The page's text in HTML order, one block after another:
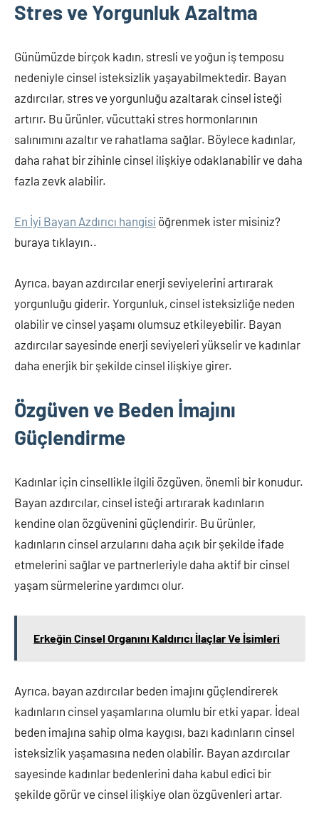
Stres ve Yorgunluk Azaltma
Günümüzde birçok kadın, stresli ve yoğun iş temposu
nedeniyle cinsel isteksizlik yaşayabilmektedir. Bayan
azdırcılar, stres ve yorgunluğu azaltarak cinsel isteği
artırır. Bu ürünler, vücuttaki stres hormonlarının
salınımını azaltır ve rahatlama sağlar. Böylece kadınlar,
daha rahat bir zihinle cinsel ilişkiye odaklanabilir ve daha
fazla zevk alabilir.
En İyi Bayan Azdırıcı hangisi öğrenmek ister misiniz?
buraya tıklayın..
Ayrıca, bayan azdırcılar enerji seviyelerini artırarak
yorgunluğu giderir. Yorgunluk, cinsel isteksizliğe neden
olabilir ve cinsel yaşamı olumsuz etkileyebilir. Bayan
azdırcılar sayesinde enerji seviyeleri yükselir ve kadınlar
daha enerjik bir şekilde cinsel ilişkiye girer.
Özgüven ve Beden İmajını
Güçlendirme
Kadınlar için cinsellikle ilgili özgüven, önemli bir konudur.
Bayan azdırcılar, cinsel isteği artırarak kadınların
kendine olan özgüvenini güçlendirir. Bu ürünler,
kadınların cinsel arzularını daha açık bir şekilde ifade
etmelerini sağlar ve partnerleriyle daha aktif bir cinsel
yaşam sürmelerine yardımcı olur.
Erkeğin Cinsel Organını Kaldırıcı İlaçlar Ve İsimleri
Ayrıca, bayan azdırcılar beden imajını güçlendirerek
kadınların cinsel yaşamlarına olumlu bir etki yapar. İdeal
beden imajına sahip olma kaygısı, bazı kadınların cinsel
isteksizlik yaşamasına neden olabilir. Bayan azdırcılar
sayesinde kadınlar bedenlerini daha kabul edici bir
şekilde görür ve cinsel ilişkiye olan özgüvenleri artar.